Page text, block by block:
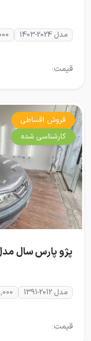
مدل 2024-1403
قیمت:
فروش اقساطی
کارشناسی شده
پژو پارس سال مدل 2012-
مدل 2012-1391 180,000
قیمت: